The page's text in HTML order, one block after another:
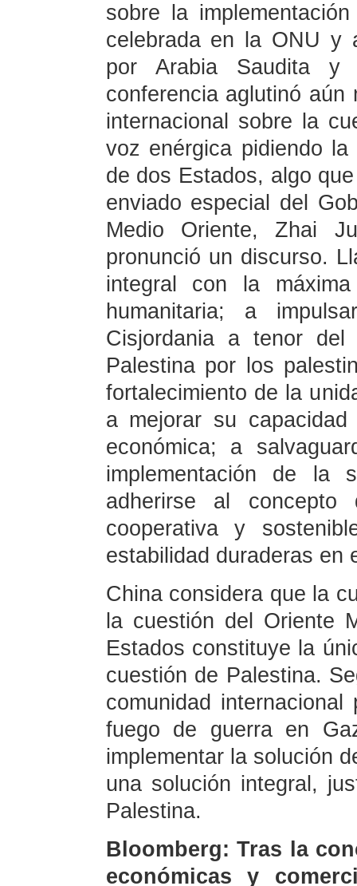
sobre la
celebrada en la ONU y
por Arabia Saudita
conferencia aglutinó
internacional sobre la
voz enérgica pidiendo
de dos Estados, algo
enviado especial del
Medio Oriente, Zhai
pronunció un discurso.
integral con la
humanitaria; a
Cisjordania a tenor del
Palestina por los
fortalecimiento de la
a mejorar su
económica; a
implementación de la
adherirse al concepto
cooperativa y
estabilidad duraderas en
China considera que la
la cuestión del Oriente
Estados constituye la
cuestión de Palestina.
comunidad
fuego de guerra en
implementar la solución
una solución integral,
Palestina.
Bloomberg: Tras la
económicas y